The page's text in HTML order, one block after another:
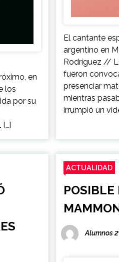
en
los
por su
El cantante
argentino en
Rodríguez //
fueron
presenciar
mientras
irrumpió un
ACTUALIDAD
POSIBLE
Alumnos